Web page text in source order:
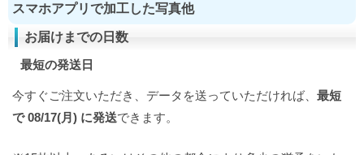
スマホアプリで加工した写真他
お届けまでの日数
最短の発送日
今すぐご注文いただき、データを送っていただければ、 最短
で 08/17(月) に発送できます。